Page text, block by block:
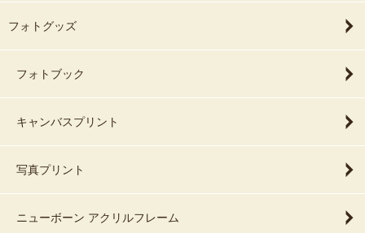
フォトグッズ
フォトブック
キャンバスプリント
写真プリント
ニューボーン アクリルフレーム